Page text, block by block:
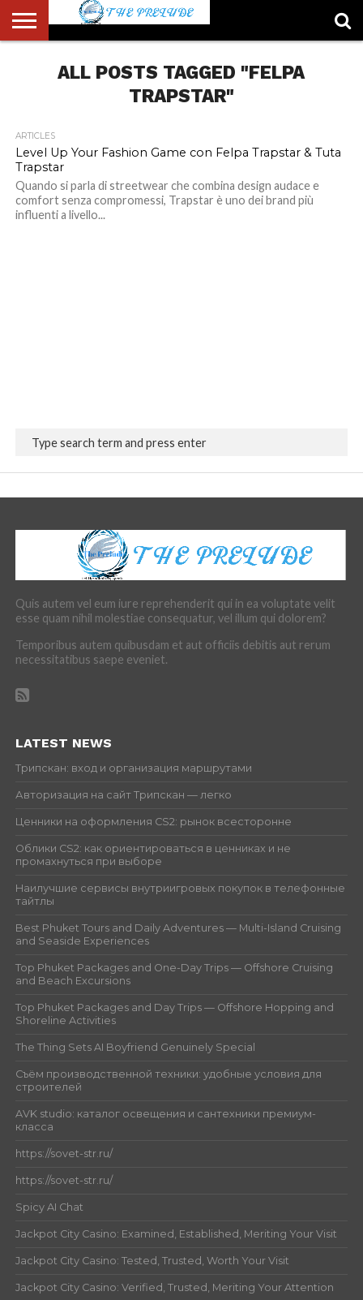
ACCOUNT
AUTHORS
FULL-
WIDTH
HOME
LATEST
NEWS
LOGIN
LOGOUT
MEMBERS
PASSWORD
RESET
REGISTER
SAMPLE
PAGE
TYPOGRAPHY
USERALL POSTS TAGGED "FELPA
TRAPSTAR"
ARTICLES
Level Up Your Fashion Game con Felpa Trapstar & Tuta
Trapstar
Quando si parla di streetwear che combina design audace e
comfort senza compromessi, Trapstar è uno dei brand più
influenti a livello...
Quis autem vel eum iure reprehenderit qui in ea voluptate velit
esse quam nihil molestiae consequatur, vel illum qui dolorem?
Temporibus autem quibusdam et aut officiis debitis aut rerum
necessitatibus saepe eveniet.
LATEST NEWS
Трипскан: вход и организация маршрутами
Авторизация на сайт Трипскан — легко
Ценники на оформления CS2: рынок всесторонне
Облики CS2: как ориентироваться в ценниках и не
промахнуться при выборе
Наилучшие сервисы внутриигровых покупок в телефонные
тайтлы
Best Phuket Tours and Daily Adventures — Multi-Island Cruising
and Seaside Experiences
Top Phuket Packages and One-Day Trips — Offshore Cruising
and Beach Excursions
Top Phuket Packages and Day Trips — Offshore Hopping and
Shoreline Activities
The Thing Sets AI Boyfriend Genuinely Special
Съём производственной техники: удобные условия для
строителей
AVK studio: каталог освещения и сантехники премиум-
класса
https://sovet-str.ru/
https://sovet-str.ru/
Spicy AI Chat
Jackpot City Casino: Examined, Established, Meriting Your Visit
Jackpot City Casino: Tested, Trusted, Worth Your Visit
Jackpot City Casino: Verified, Trusted, Meriting Your Attention